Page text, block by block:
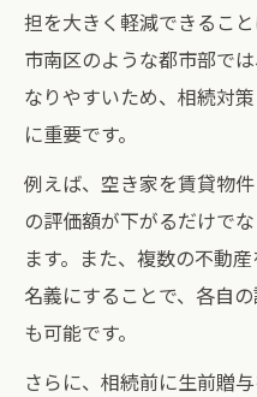
担を大きく軽減できるこ
市南区のような都市部で
なりやすいため、相続対
に重要です。
例えば、空き家を賃貸物
の評価額が下がるだけで
ます。また、複数の不動
名義にすることで、各自
も可能です。
さらに、相続前に生前贈